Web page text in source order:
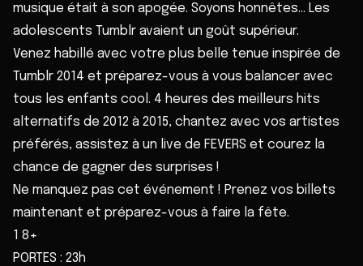
musique était à son apogée. Soyons honnêtes... Les
adolescents Tumblr avaient un goût supérieur.
Venez habillé avec votre plus belle tenue inspirée de
Tumblr 2014 et préparez-vous à vous balancer avec
tous les enfants cool. 4 heures des meilleurs hits
alternatifs de 2012 à 2015, chantez avec vos artistes
préférés, assistez à un live de FEVERS et courez la
chance de gagner des surprises !
Ne manquez pas cet événement ! Prenez vos billets
maintenant et préparez-vous à faire la fête.
1 8+
PORTES : 23h